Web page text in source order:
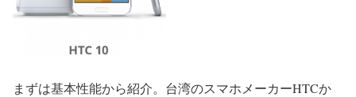
まずは基本性能から紹介。台湾のスマホメーカーHTCか